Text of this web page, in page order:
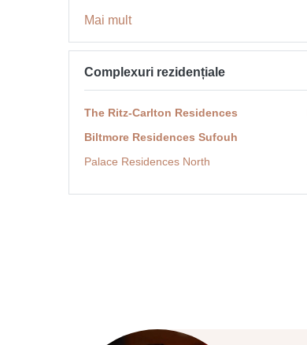
Mai mult
Complexuri rezidențiale
The Ritz-Carlton Residences
Biltmore Residences Sufouh
Palace Residences North